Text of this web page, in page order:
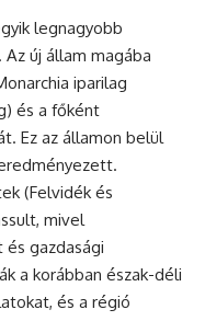
legnagyobb
új állam magába
iparilag
és a főként
Ez az államon belül
(Felvidék és
mivel
gazdasági
a korábban észak-déli
és a régió